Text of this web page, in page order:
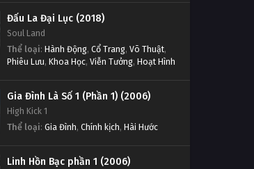
Đấu La Đại Lục (2018)
Soul Land
Thể loại: Hành Động, Cổ Trang, Võ Thuật,
Phiêu Lưu, Khoa Học, Viễn Tưởng, Hoạt Hình
Gia Đình Là Số 1 (Phần 1) (2006)
High Kick 1
Thể loại: Gia Đình, Chính kịch, Hài Hước
Linh Hồn Bạc phần 1 (2006)